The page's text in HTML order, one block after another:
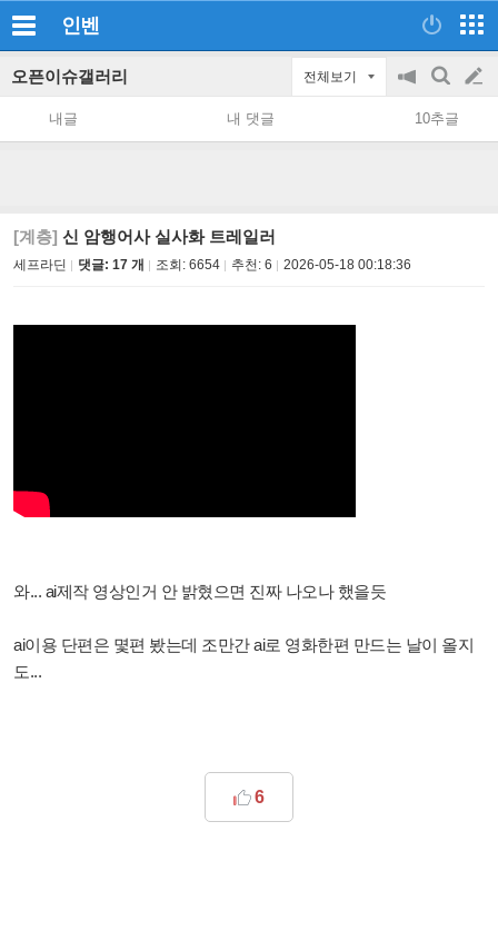
인벤
오픈이슈갤러리 전체보기
공
지
on/off
검
색
글
쓰
내글 내 댓글 10추글
[계층] 신 암행어사 실사화 트레일러
세프라딘 댓글: 17 개 조회: 6654 추천: 6 2026-05-18 00:18:36
와... ai제작 영상인거 안 밝혔으면 진짜 나오나 했을듯
ai이용 단편은 몇편 봤는데 조만간 ai로 영화한편 만드는 날이 올지
도...
6